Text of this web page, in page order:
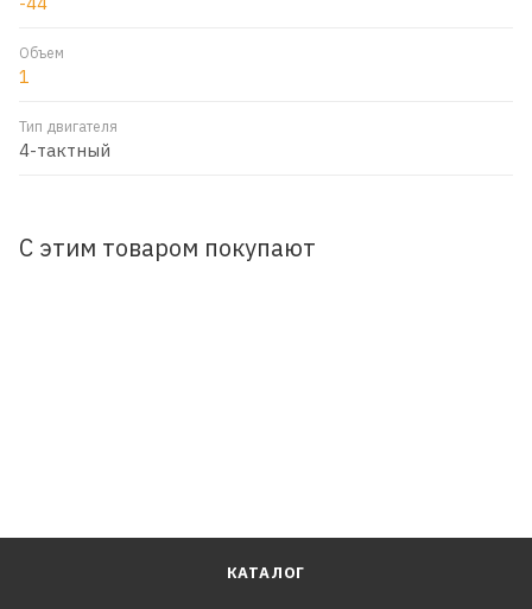
Объем
1
Тип двигателя
4-тактный
С этим товаром покупают
КАТАЛОГ